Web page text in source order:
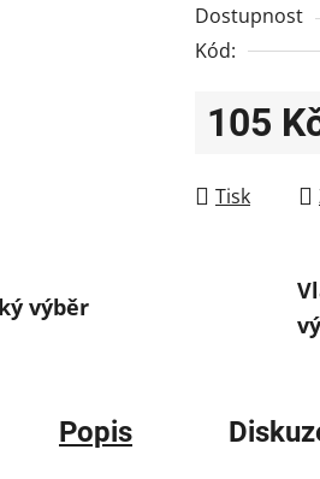
Dostupnost
Kód:
105
Tisk
výběr
Popis